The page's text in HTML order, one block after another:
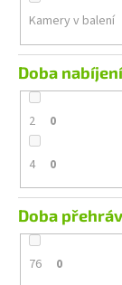
Kamery v balení
Doba
2 0
4 0
Doba
76 0